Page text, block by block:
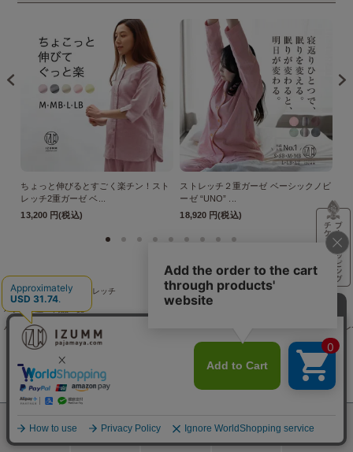
ホーム カート おねむりフェア
ちょっと伸びるとすごく楽チン！スト
レッチ2重ガーゼ ベ...
13,200 円(税込)
ストレッチ２重ガーゼ ベーシックノビ
ーゼ “UNO” ...
18,920 円(税込)
パジャマ屋 綿麻混ストレッチ
パジャマ屋 商品一覧
パジャマ屋 プレゼント・贈り物に最適♪ギフト・アイテム 夏の誕生日プ
パジャマ屋 プレゼント・贈り物に最適♪ギフト・アイテム 結婚祝いプレゼント 結婚祝いに
パジャマ屋 プレゼント・贈り物に最適♪ギフト・アイテム 母の日ギフト 【母の日ギフト】
パジャマ屋 綿混紡
パジャマ屋 麻・リネンMIX